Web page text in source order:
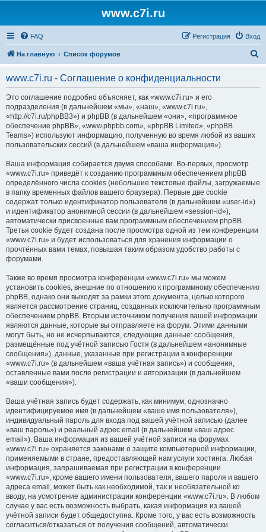
www.c7i.ru
FAQ Вход
Регистрация
На главную Список форумов
www.c7i.ru - Соглашение о конфиденциальности
Это соглашение подробно объясняет, как «www.c7i.ru» и его
подразделения (в дальнейшем «мы», «наш», «www.c7i.ru»,
«http://c7i.ru/phpBB3») и phpBB (в дальнейшем «они», «программное
обеспечение phpBB», «www.phpbb.com», «phpBB Limited», «phpBB
Teams») используют информацию, полученную во время любой из ваших
пользовательских сессий (в дальнейшем «ваша информация»).
Ваша информация собирается двумя способами. Во-первых, просмотр
«www.c7i.ru» приведёт к созданию программным обеспечением phpBB
определённого числа cookies (небольшие текстовые файлы, загружаемые
в папку временных файлов вашего браузера). Первые две cookie
содержат только идентификатор пользователя (в дальнейшем «user-id»)
и идентификатор анонимной сессии (в дальнейшем «session-id»),
автоматически присвоенные вам программным обеспечением phpBB.
Третья cookie будет создана после просмотра одной из тем конференции
«www.c7i.ru» и будет использоваться для хранения информации о
прочтённых вами темах, повышая таким образом удобство работы с
форумами.
Также во время просмотра конференции «www.c7i.ru» мы можем
установить cookies, внешние по отношению к программному обеспечению
phpBB, однако они выходят за рамки этого документа, целью которого
является рассмотрение страниц, созданных исключительно программным
обеспечением phpBB. Вторым источником получения вашей информации
являются данные, которые вы отправляете на форум. Этими данными
могут быть, но не исчерпываются, следующие данные: сообщения,
размещённые под учётной записью Гостя (в дальнейшем «анонимные
сообщения»), данные, указанные при регистрации в конференции
«www.c7i.ru» (в дальнейшем «ваша учётная запись») и сообщения,
оставленные вами после регистрации и авторизации (в дальнейшем
«ваши сообщения»).
Ваша учётная запись будет содержать, как минимум, однозначно
идентифицируемое имя (в дальнейшем «ваше имя пользователя»),
индивидуальный пароль для входа под вашей учётной записью (далее
«ваш пароль») и реальный адрес email (в дальнейшем «ваш адрес
email»). Ваша информация из вашей учётной записи на форумах
«www.c7i.ru» охраняется законами о защите компьютерной информации,
применяемыми в стране, предоставляющей нам услуги хостинга. Любая
информация, запрашиваемая при регистрации в конференции
«www.c7i.ru», кроме вашего имени пользователя, вашего пароля и вашего
адреса email, может быть как необходимой, так и необязательной ко
вводу, на усмотрение администрации конференции «www.c7i.ru». В любом
случае у вас есть возможность выбрать, какая информация из вашей
учётной записи будет общедоступна. Кроме того, у вас есть возможность
согласиться/отказаться от получения сообщений, автоматически